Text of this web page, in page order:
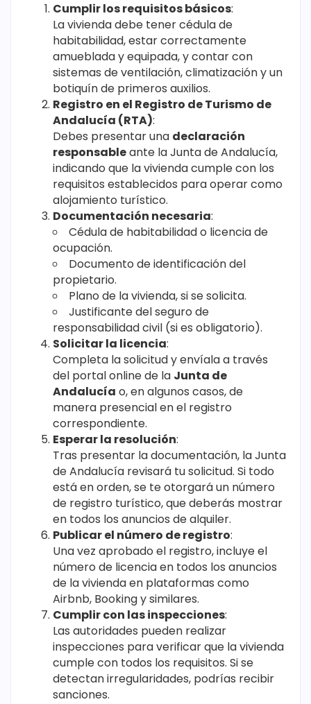
Cumplir los requisitos básicos:
La vivienda debe tener cédula de
habitabilidad, estar correctamente
amueblada y equipada, y contar con
sistemas de ventilación, climatización y un
botiquín de primeros auxilios.
Registro en el Registro de Turismo de
Andalucía (RTA):
Debes presentar una declaración
responsableante la Junta de Andalucía,
indicando que la vivienda cumple con los
requisitos establecidos para operar como
alojamiento turístico.
Documentación necesaria:
Cédula de habitabilidad o licencia de
ocupación.
Documento de identificación del
propietario.
Plano de la vivienda, si se solicita.
Justificante del seguro de
responsabilidad civil (si es obligatorio).
Solicitar la licencia:
Completa la solicitud y envíala a través
del portal online de la Junta de
Andalucía o, en algunos casos, de
manera presencial en el registro
correspondiente.
Esperar la resolución:
Tras presentar la documentación, la Junta
de Andalucía revisará tu solicitud. Si todo
está en orden, se te otorgará un número
de registro turístico, que deberás mostrar
en todos los anuncios de alquiler.
Publicar el número de registro:
Una vez aprobado el registro, incluye el
número de licencia en todos los anuncios
de la vivienda en plataformas como
Airbnb, Booking y similares.
Cumplir con las inspecciones:
Las autoridades pueden realizar
inspecciones para verificar que la vivienda
cumple con todos los requisitos. Si se
detectan irregularidades, podrías recibir
sanciones.